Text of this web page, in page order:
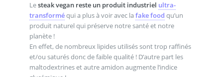
Lesteak vegan reste un produit industriel ultra-
transforméqui a plus à voir avec la fake food qu’un
produit naturel qui préserve notre santé et notre
planète !
En effet, de nombreux lipides utilisés sont trop raffinés
et/ou saturés donc de faible qualité ! D’autre part les
maltodextrines et autre amidon augmente l’indice